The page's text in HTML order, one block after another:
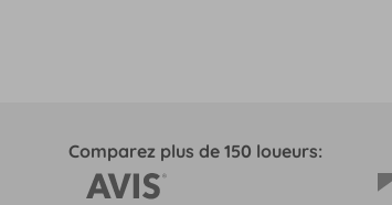
Comparez plus de 150 loueurs: